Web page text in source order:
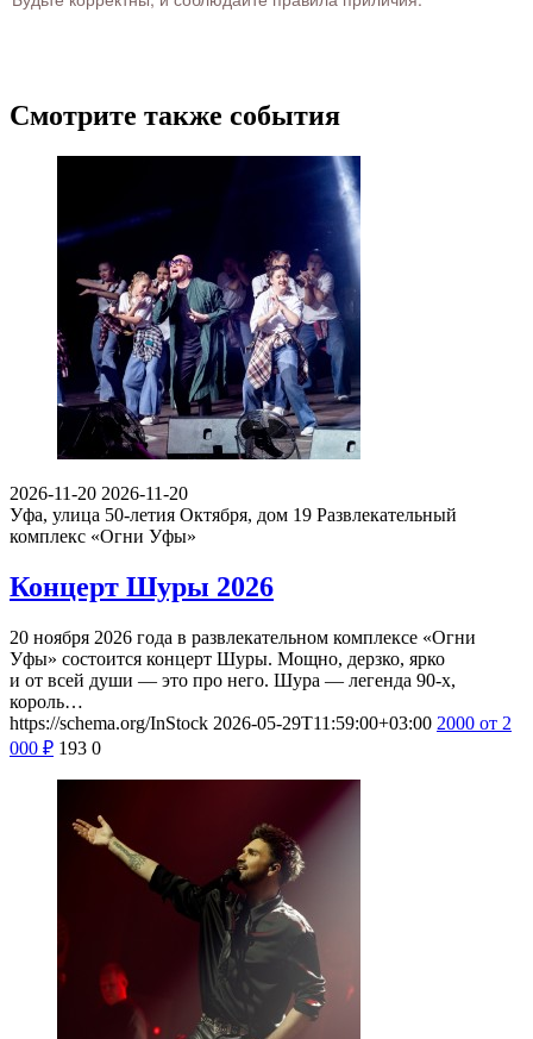
Смотрите также события
2026-11-20 2026-11-20
Уфа, улица 50-летия Октября, дом 19 Развлекательный
комплекс «Огни Уфы»
Концерт Шуры 2026
20 ноября 2026 года в развлекательном комплексе «Огни
Уфы» состоится концерт Шуры. Мощно, дерзко, ярко
и от всей души — это про него. Шура — легенда 90-х,
король…
https://schema.org/InStock 2026-05-29T11:59:00+03:00 2000 от 2
000 ₽ 193 0